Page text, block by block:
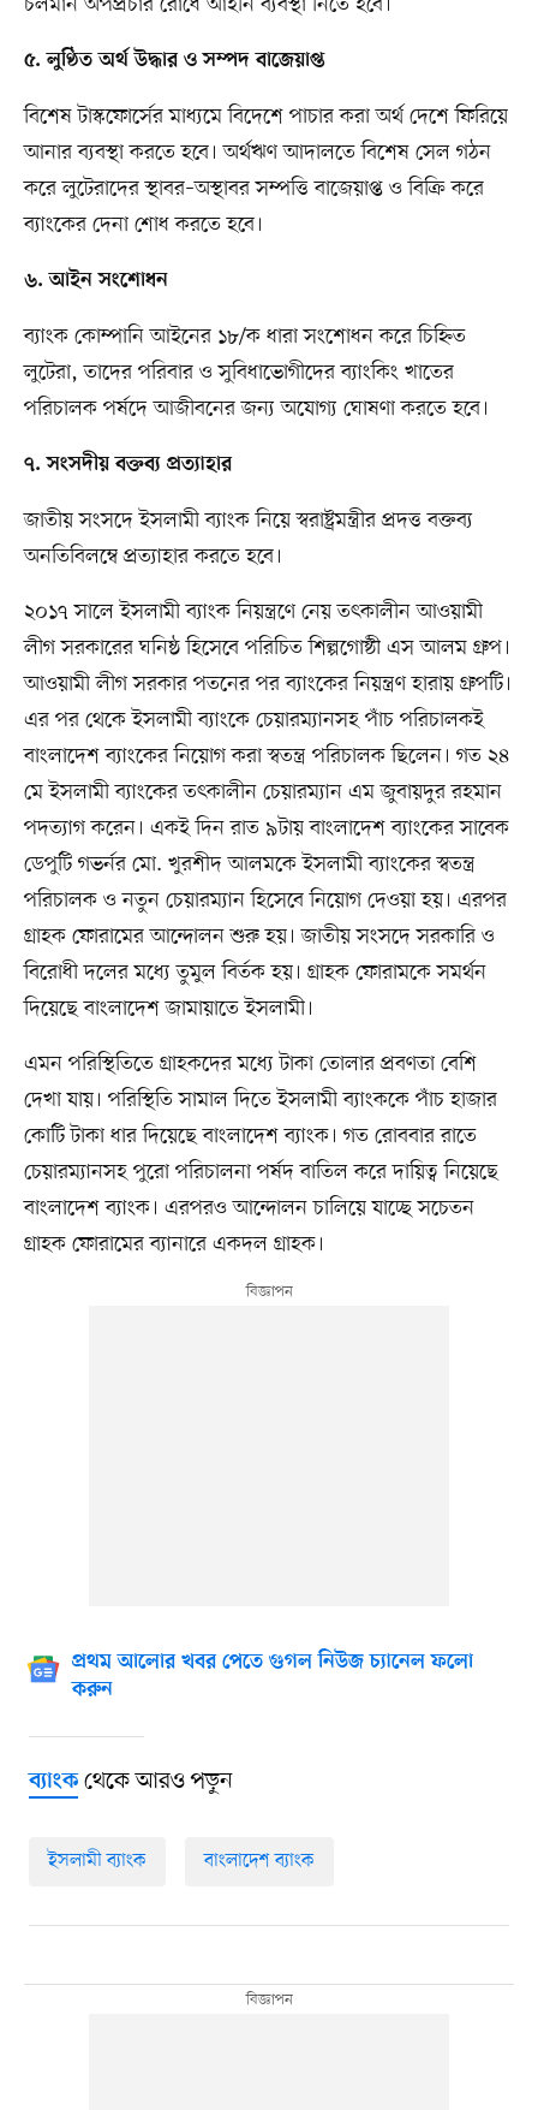
৫. লুণ্ঠিত অর্থ উদ্ধার ও সম্পদ বাজেয়াপ্ত
বিশেষ টাস্কফোর্সের মাধ্যমে বিদেশে পাচার করা অর্থ দেশে ফিরিয়ে
আনার ব্যবস্থা করতে হবে। অর্থঋণ আদালতে বিশেষ সেল গঠন
করে লুটেরাদের স্থাবর–অস্থাবর সম্পত্তি বাজেয়াপ্ত ও বিক্রি করে
ব্যাংকের দেনা শোধ করতে হবে।
৬. আইন সংশোধন
ব্যাংক কোম্পানি আইনের ১৮/ক ধারা সংশোধন করে চিহ্নিত
লুটেরা, তাদের পরিবার ও সুবিধাভোগীদের ব্যাংকিং খাতের
পরিচালক পর্ষদে আজীবনের জন্য অযোগ্য ঘোষণা করতে হবে।
৭. সংসদীয় বক্তব্য প্রত্যাহার
জাতীয় সংসদে ইসলামী ব্যাংক নিয়ে স্বরাষ্ট্রমন্ত্রীর প্রদত্ত বক্তব্য
অনতিবিলম্বে প্রত্যাহার করতে হবে।
২০১৭ সালে ইসলামী ব্যাংক নিয়ন্ত্রণে নেয় তৎকালীন আওয়ামী
লীগ সরকারের ঘনিষ্ঠ হিসেবে পরিচিত শিল্পগোষ্ঠী এস আলম গ্রুপ।
আওয়ামী লীগ সরকার পতনের পর ব্যাংকের নিয়ন্ত্রণ হারায় গ্রুপটি।
এর পর থেকে ইসলামী ব্যাংকে চেয়ারম্যানসহ পাঁচ পরিচালকই
বাংলাদেশ ব্যাংকের নিয়োগ করা স্বতন্ত্র পরিচালক ছিলেন। গত ২৪
মে ইসলামী ব্যাংকের তৎকালীন চেয়ারম্যান এম জুবায়দুর রহমান
পদত্যাগ করেন। একই দিন রাত ৯টায় বাংলাদেশ ব্যাংকের সাবেক
ডেপুটি গভর্নর মো. খুরশীদ আলমকে ইসলামী ব্যাংকের স্বতন্ত্র
পরিচালক ও নতুন চেয়ারম্যান হিসেবে নিয়োগ দেওয়া হয়। এরপর
গ্রাহক ফোরামের আন্দোলন শুরু হয়। জাতীয় সংসদে সরকারি ও
বিরোধী দলের মধ্যে তুমুল বির্তক হয়। গ্রাহক ফোরামকে সমর্থন
দিয়েছে বাংলাদেশ জামায়াতে ইসলামী।
এমন পরিস্থিতিতে গ্রাহকদের মধ্যে টাকা তোলার প্রবণতা বেশি
দেখা যায়। পরিস্থিতি সামাল দিতে ইসলামী ব্যাংককে পাঁচ হাজার
কোটি টাকা ধার দিয়েছে বাংলাদেশ ব্যাংক। গত রোববার রাতে
চেয়ারম্যানসহ পুরো পরিচালনা পর্ষদ বাতিল করে দায়িত্ব নিয়েছে
বাংলাদেশ ব্যাংক। এরপরও আন্দোলন চালিয়ে যাচ্ছে সচেতন
গ্রাহক ফোরামের ব্যানারে একদল গ্রাহক।
প্রথম আলোর খবর পেতে গুগল নিউজ চ্যানেল ফলো
করুন
ব্যাংকথেকে আরও পড়ুন
ইসলামী ব্যাংক বাংলাদেশ ব্যাংক